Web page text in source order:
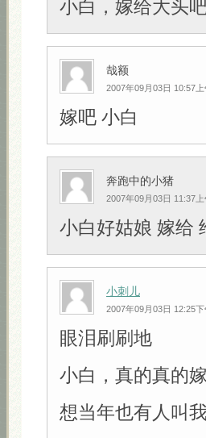
小白，嫁给大头
哉额
2007年09月03日 10:57上
嫁吧 小白
奔跑中的小猪
2007年09月03日 11:37上
小白好姑娘 嫁给
小刺儿
2007年09月03日 12:25下
眼泪刷刷地
小白，真的真的
想当年也有人叫